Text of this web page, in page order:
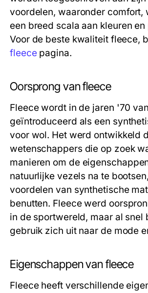
voordelen, waaronder comfort,
een breed scala aan kleuren en
Voor de beste kwaliteit fleece,
fleecepagina.
Oorsprong van fleece
Fleece wordt in de jaren '70
geïntroduceerd als een
voor wol. Het werd ontwikkeld
wetenschappers die op zoek
manieren om de
natuurlijke vezels na te
voordelen van synthetische
benutten. Fleece werd
in de sportwereld, maar al snel
gebruik zich uit naar de mode
Eigenschappen van fleece
Fleece heeft verschillende